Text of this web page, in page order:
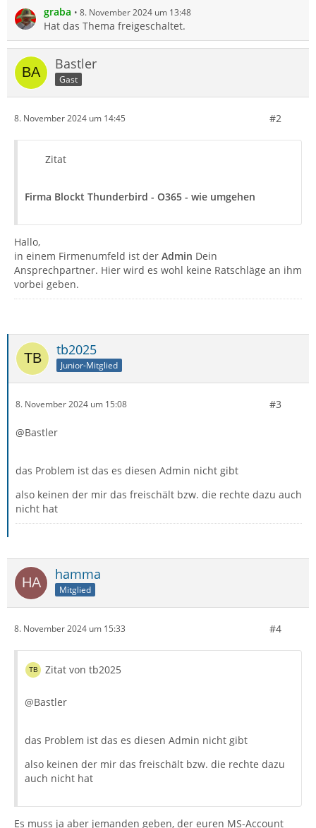
graba 8. November 2024 um 13:48
Hat das Thema freigeschaltet.
Bastler
Gast
8. November 2024 um 14:45 #2
Zitat
Firma Blockt Thunderbird - O365 - wie umgehen
Hallo,
in einem Firmenumfeld ist der Admin Dein
Ansprechpartner. Hier wird es wohl keine Ratschläge an ihm
vorbei geben.
tb2025
Junior-Mitglied
8. November 2024 um 15:08 #3
@Bastler
das Problem ist das es diesen Admin nicht gibt
also keinen der mir das freischält bzw. die rechte dazu auch
nicht hat
hamma
Mitglied
8. November 2024 um 15:33 #4
Zitat von tb2025
@Bastler
das Problem ist das es diesen Admin nicht gibt
also keinen der mir das freischält bzw. die rechte dazu
auch nicht hat
Es muss ja aber jemanden geben, der euren MS-Account